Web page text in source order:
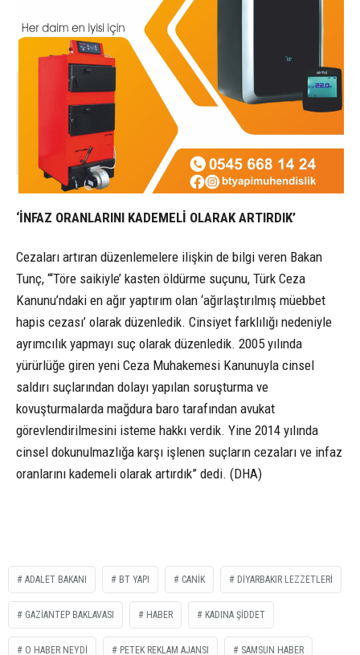
‘İNFAZ ORANLARINI KADEMELİ OLARAK ARTIRDIK’
Cezaları artıran düzenlemelere ilişkin de bilgi veren Bakan
Tunç, “‘Töre saikiyle’ kasten öldürme suçunu, Türk Ceza
Kanunu’ndaki en ağır yaptırım olan ‘ağırlaştırılmış müebbet
hapis cezası’ olarak düzenledik. Cinsiyet farklılığı nedeniyle
ayrımcılık yapmayı suç olarak düzenledik. 2005 yılında
yürürlüğe giren yeni Ceza Muhakemesi Kanunuyla cinsel
saldırı suçlarından dolayı yapılan soruşturma ve
kovuşturmalarda mağdura baro tarafından avukat
görevlendirilmesini isteme hakkı verdik. Yine 2014 yılında
cinsel dokunulmazlığa karşı işlenen suçların cezaları ve infaz
oranlarını kademeli olarak artırdık” dedi. (DHA)
ADALET BAKANI BT YAPI CANİK DİYARBAKIR LEZZETLERİ
GAZİANTEP BAKLAVASI HABER KADINA ŞİDDET
O HABER NEYDİ PETEK REKLAM AJANSI SAMSUN HABER